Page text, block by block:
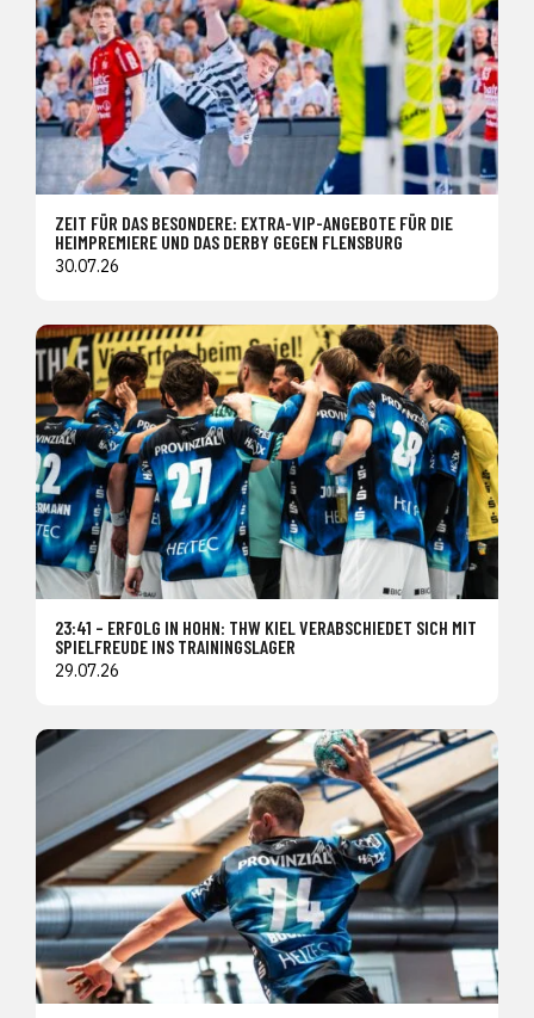
ZEIT FÜR DAS BESONDERE: EXTRA-VIP-ANGEBOTE FÜR DIE
HEIMPREMIERE UND DAS DERBY GEGEN FLENSBURG
30.07.26
23:41 – ERFOLG IN HOHN: THW KIEL VERABSCHIEDET SICH MIT
SPIELFREUDE INS TRAININGSLAGER
29.07.26